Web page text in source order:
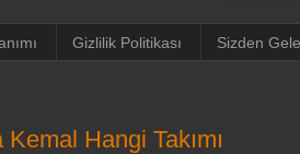
Gizlilik Politikası Sizden
Hangi Takımı